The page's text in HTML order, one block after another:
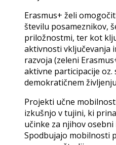
Erasmus+ želi
številu posameznikov,
priložnostmi, ter kot
aktivnosti vključevanja
razvoja (zeleni
aktivne participacije oz.
demokratičnem
Projekti učne
izkušnjo v tujini, ki
učinke za njihov
Spodbujajo mobilnosti